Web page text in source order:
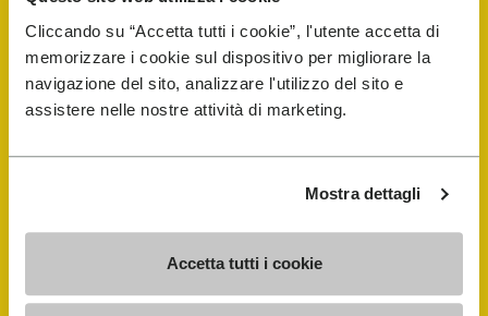
Cliccando su “Accetta tutti i cookie”, l'utente accetta di
memorizzare i cookie sul dispositivo per migliorare la
navigazione del sito, analizzare l'utilizzo del sito e
assistere nelle nostre attività di marketing.
Mostra dettagli
Accetta tutti i cookie
Vibram Events
Trouver un cordonnier